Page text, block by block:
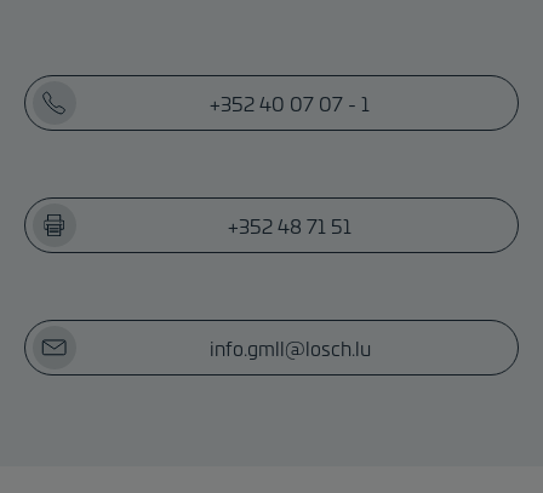
+352 40 07 07 - 1
+352 48 71 51
info.gmll@losch.lu